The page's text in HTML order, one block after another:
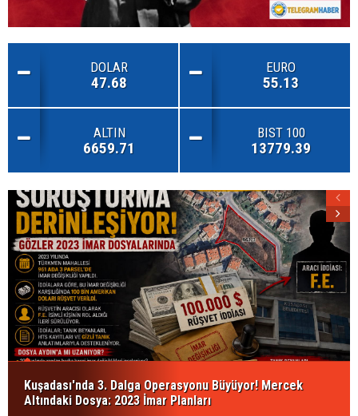
DOLAR
47.68
EURO
55.13
ALTIN
6659.71
BIST 100
13779.39
Kuşadası'nda 3. Dalga Operasyonu Büyüyor! Mercek
Altındaki Dosya: 2023 İmar Planları